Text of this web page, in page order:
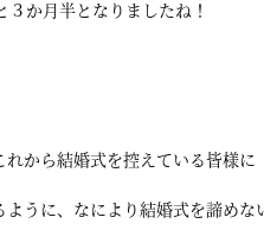
か月半となりましたね！
から結婚式を控えている皆様に
うに、なにより結婚式を諦めな